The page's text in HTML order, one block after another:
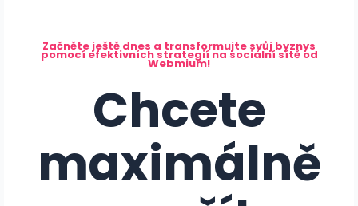
Začněte ještě dnes a transformujte svůj byznys
pomocí efektivních strategií na sociální sítě od
Webmium!
Chcete
maximálně